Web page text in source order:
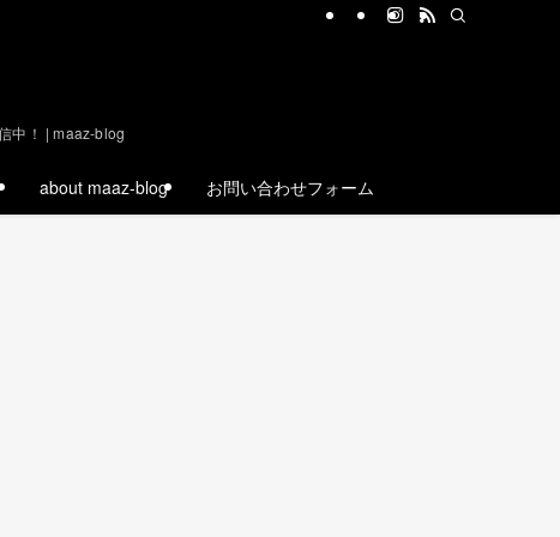
中！ | maaz-blog
about maaz-blog お問い合わせフォーム